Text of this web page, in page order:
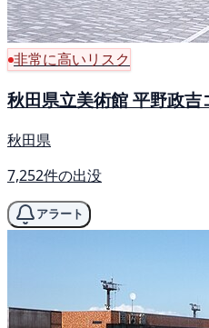
非常に高いリスク
秋田県立美術館 平野政吉
秋田県
7,252件の出没
アラート